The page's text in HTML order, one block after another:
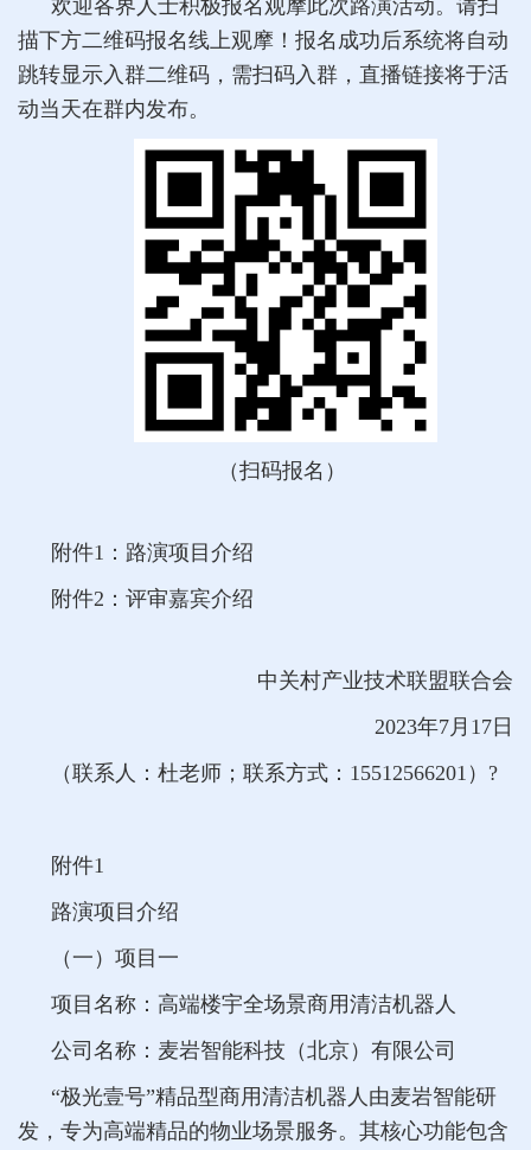
欢迎各界人士积极报名观摩此次路演活动。请扫
描下方二维码报名线上观摩！报名成功后系统将自动
跳转显示入群二维码，需扫码入群，直播链接将于活
动当天在群内发布。
（扫码报名）
附件1：路演项目介绍
附件2：评审嘉宾介绍
中关村产业技术联盟联合会
2023年7月17日
（联系人：杜老师；联系方式：15512566201）?
附件1
路演项目介绍
（一）项目一
项目名称：高端楼宇全场景商用清洁机器人
公司名称：麦岩智能科技（北京）有限公司
“极光壹号”精品型商用清洁机器人由麦岩智能研
发，专为高端精品的物业场景服务。其核心功能包含